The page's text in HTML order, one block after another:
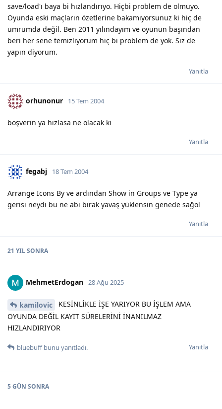
save/load'ı baya bi hızlandırıyo. Hiçbi problem de olmuyo.
Oyunda eski maçların özetlerine bakamıyorsunuz ki hiç de
umrumda değil. Ben 2011 yılındayım ve oyunun başından
beri her sene temizliyorum hiç bi problem de yok. Siz de
yapın diyorum.
Yanıtla
orhunonur 15 Tem 2004
boşverin ya hızlasa ne olacak ki
Yanıtla
fegabj 18 Tem 2004
Arrange Icons By ve ardından Show in Groups ve Type ya
gerisi neydi bu ne abi bırak yavaş yüklensin genede sağol
Yanıtla
21 YILSONRA
MehmetErdogan 28 Ağu 2025
kamilovic
KESİNLİKLE İŞE YARIYOR BU İŞLEM AMA
OYUNDA DEĞİL KAYIT SÜRELERİNİ İNANILMAZ
HIZLANDIRIYOR
Yanıtla
bluebuffbunu yanıtladı.
5 GÜN SONRA